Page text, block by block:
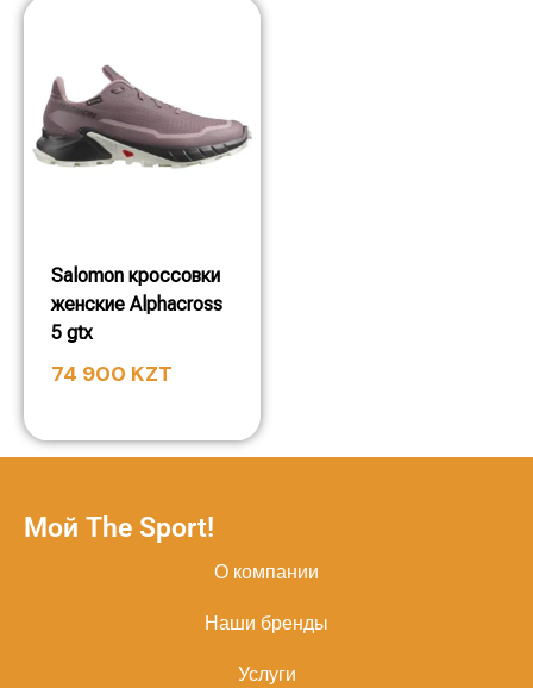
Salomon кроссовки
женские Alphacross
5 gtx
74 900 KZT
Мой The Sport!
О компании
Наши бренды
Услуги